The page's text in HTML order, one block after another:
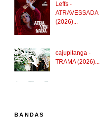
Leffs -
ATRAVESSADA
(2026)...
cajupitanga -
TRAMA (2026)...
BANDAS